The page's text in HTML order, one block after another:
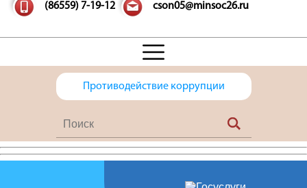
(86559) 7-19-12 cson05@minsoc26.ru
Противодействие коррупции